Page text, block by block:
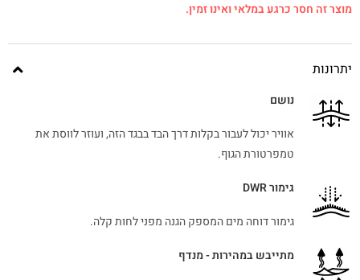
מוצר זה חסר כרגע במלאי ואינו זמין.
יתרונות
נושם
אוויר יכול לעבור בקלות דרך הבד בבגד הזה, ועוזר לווסת את
טמפרטורת הגוף.
גימור DWR
גימור דוחה מים המספק הגנה מפני לחות קלה.
מתייבש במהירות - מנדף